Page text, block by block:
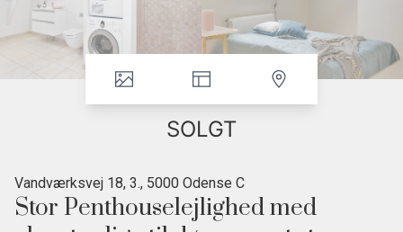
SOLGT
Vandværksvej 18, 3., 5000 Odense C
Stor Penthouselejlighed med